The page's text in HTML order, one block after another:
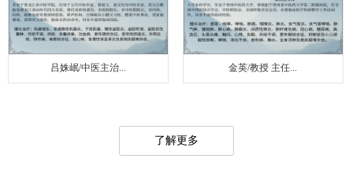
吕姝岷/中医主治... 金英/教授 主任...
了解更多